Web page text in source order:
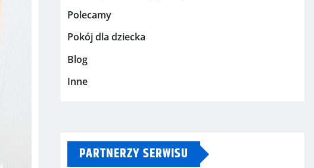
Polecamy
Pokój dla dziecka
Blog
Inne
PARTNERZY SERWISU